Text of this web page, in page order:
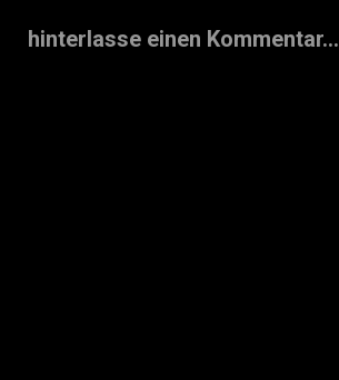
hinterlasse einen Kommentar...